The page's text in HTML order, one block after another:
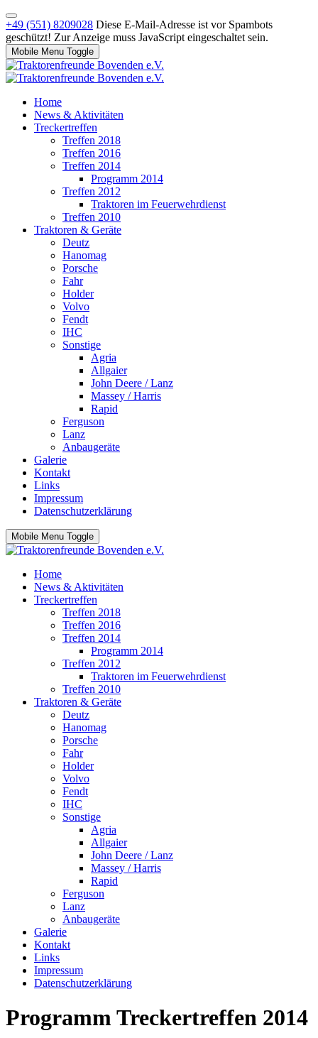
+49 (551) 8209028 Diese E-Mail-Adresse ist vor Spambots
geschützt! Zur Anzeige muss JavaScript eingeschaltet sein.
Mobile Menu Toggle
Home
News & Aktivitäten
Treckertreffen
Treffen 2018
Treffen 2016
Treffen 2014
Programm 2014
Treffen 2012
Traktoren im Feuerwehrdienst
Treffen 2010
Traktoren & Geräte
Deutz
Hanomag
Porsche
Fahr
Holder
Volvo
Fendt
IHC
Sonstige
Agria
Allgaier
John Deere / Lanz
Massey / Harris
Rapid
Ferguson
Lanz
Anbaugeräte
Galerie
Kontakt
Links
Impressum
Datenschutzerklärung
Mobile Menu Toggle
Home
News & Aktivitäten
Treckertreffen
Treffen 2018
Treffen 2016
Treffen 2014
Programm 2014
Treffen 2012
Traktoren im Feuerwehrdienst
Treffen 2010
Traktoren & Geräte
Deutz
Hanomag
Porsche
Fahr
Holder
Volvo
Fendt
IHC
Sonstige
Agria
Allgaier
John Deere / Lanz
Massey / Harris
Rapid
Ferguson
Lanz
Anbaugeräte
Galerie
Kontakt
Links
Impressum
Datenschutzerklärung
Programm Treckertreffen 2014